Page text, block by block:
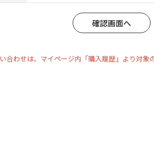
合わせは、マイページ内「購入履歴」より対象